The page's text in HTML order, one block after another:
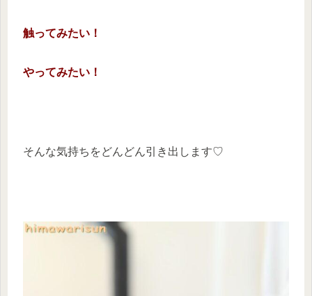
触ってみたい！
やってみたい！
そんな気持ちをどんどん引き出します♡